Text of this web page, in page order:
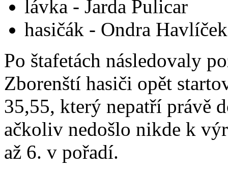
lávka - Jarda Pulicar
hasičák - Ondra
Po štafetách následovaly
Zborenští hasiči opět
35,55, který nepatří právě
ačkoliv nedošlo nikde k
až 6. v pořadí.